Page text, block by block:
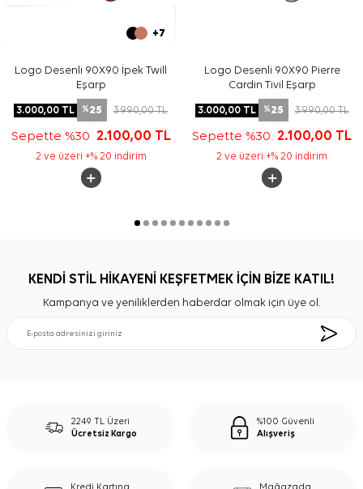
+7
Logo Desenli 90X90 İpek Twill
Eşarp
3.000,00 TL %25 3.990,00TL
Sepette %30 2.100,00 TL
2 ve üzeri +% 20 indirim
Logo Desenli 90X90 Pierre
Cardin Tivil Eşarp
3.000,00TL %25 3.990,00TL
Sepette %30 2.100,00 TL
2 ve üzeri +% 20 indirim
KENDİ STİL HİKAYENİ KEŞFETMEK İÇİN BİZE KATIL!
Kampanya ve yeniliklerden haberdar olmak için üye ol.
2249 TL Üzeri
Ücretsiz Kargo
%100 Güvenli
Alışveriş
Kredi Kartına
Mağazada